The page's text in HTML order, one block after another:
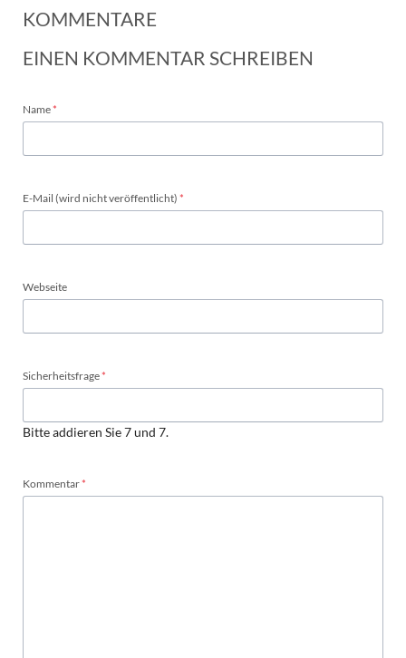
KOMMENTARE
EINEN KOMMENTAR SCHREIBEN
Pflichtfeld
Name*
Pflichtfeld
E-Mail (wird nicht veröffentlicht) *
Webseite
Pflichtfeld
Sicherheitsfrage*
Bitte addieren Sie 7 und 7.
Pflichtfeld
Kommentar*